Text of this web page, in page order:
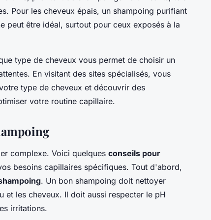
Pour les cheveux épais, un shampoing purifiant
peut être idéal, surtout pour ceux exposés à la
type de cheveux vous permet de choisir un
En visitant des sites spécialisés, vous
type de cheveux et découvrir des
votre routine capillaire.
complexe. Voici quelques conseils pour
besoins capillaires spécifiques. Tout d'abord,
. Un bon shampoing doit nettoyer
et les cheveux. Il doit aussi respecter le pH
irritations.